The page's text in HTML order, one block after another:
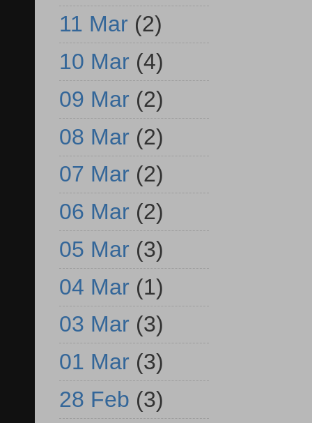
11 Mar (2)
10 Mar (4)
09 Mar (2)
08 Mar (2)
07 Mar (2)
06 Mar (2)
05 Mar (3)
04 Mar (1)
03 Mar (3)
01 Mar (3)
28 Feb (3)